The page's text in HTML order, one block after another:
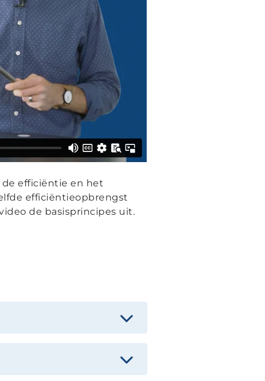
de efficiëntie en het
efficiëntieopbrengst
de basisprincipes uit.